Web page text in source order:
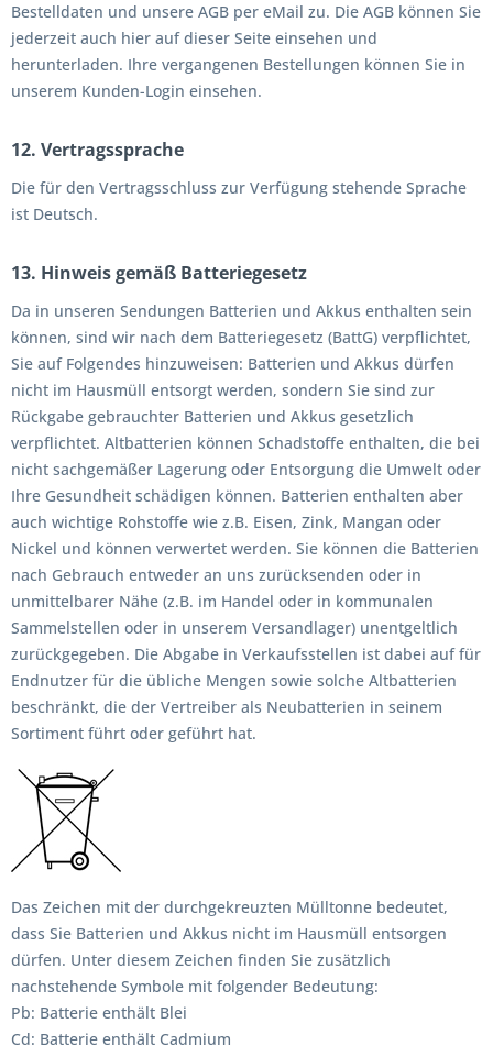
Bestelldaten und unsere AGB per eMail zu. Die AGB können Sie
jederzeit auch hier auf dieser Seite einsehen und
herunterladen. Ihre vergangenen Bestellungen können Sie in
unserem Kunden-Login einsehen.
12. Vertragssprache
Die für den Vertragsschluss zur Verfügung stehende Sprache
ist Deutsch.
13. Hinweis gemäß Batteriegesetz
Da in unseren Sendungen Batterien und Akkus enthalten sein
können, sind wir nach dem Batteriegesetz (BattG) verpflichtet,
Sie auf Folgendes hinzuweisen: Batterien und Akkus dürfen
nicht im Hausmüll entsorgt werden, sondern Sie sind zur
Rückgabe gebrauchter Batterien und Akkus gesetzlich
verpflichtet. Altbatterien können Schadstoffe enthalten, die bei
nicht sachgemäßer Lagerung oder Entsorgung die Umwelt oder
Ihre Gesundheit schädigen können. Batterien enthalten aber
auch wichtige Rohstoffe wie z.B. Eisen, Zink, Mangan oder
Nickel und können verwertet werden. Sie können die Batterien
nach Gebrauch entweder an uns zurücksenden oder in
unmittelbarer Nähe (z.B. im Handel oder in kommunalen
Sammelstellen oder in unserem Versandlager) unentgeltlich
zurückgegeben. Die Abgabe in Verkaufsstellen ist dabei auf für
Endnutzer für die übliche Mengen sowie solche Altbatterien
beschränkt, die der Vertreiber als Neubatterien in seinem
Sortiment führt oder geführt hat.
Das Zeichen mit der durchgekreuzten Mülltonne bedeutet,
dass Sie Batterien und Akkus nicht im Hausmüll entsorgen
dürfen. Unter diesem Zeichen finden Sie zusätzlich
nachstehende Symbole mit folgender Bedeutung:
Pb: Batterie enthält Blei
Cd: Batterie enthält Cadmium